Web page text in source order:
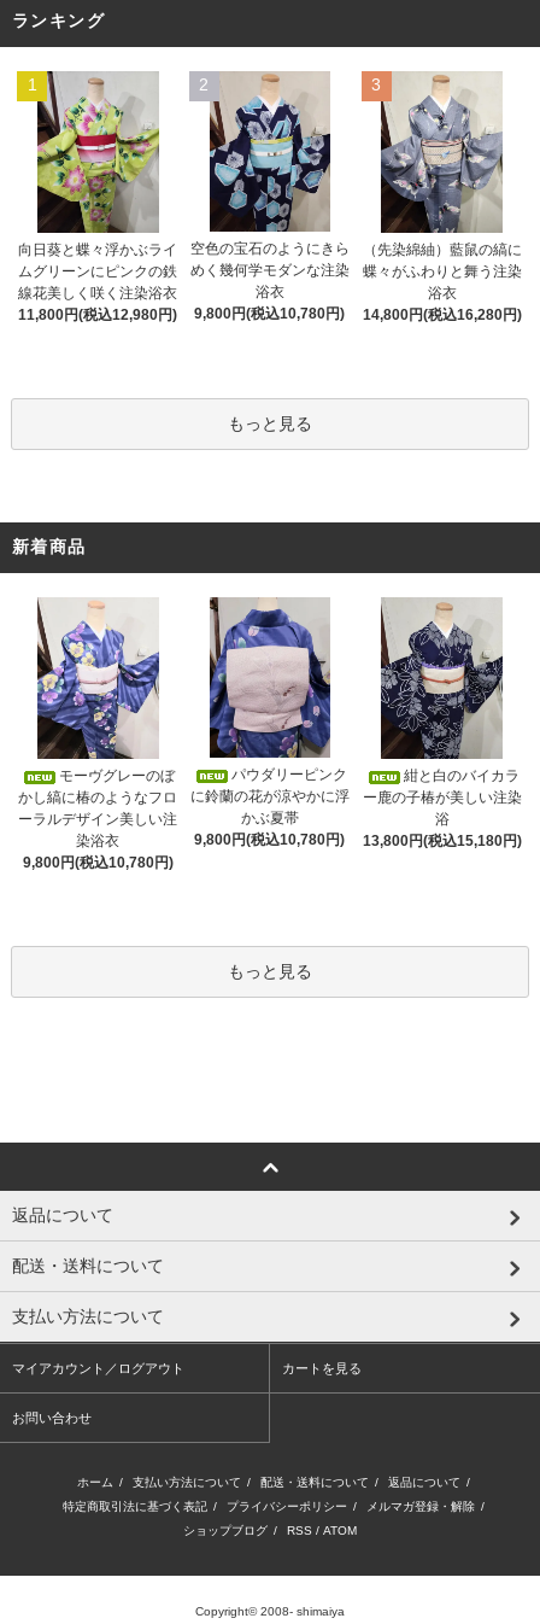
ランキング
1
向日葵と蝶々浮かぶライ
ムグリーンにピンクの鉄
線花美しく咲く注染浴衣
11,800円(税込12,980円)
2
空色の宝石のようにきら
めく幾何学モダンな注染
浴衣
9,800円(税込10,780円)
3
（先染綿紬）藍鼠の縞に
蝶々がふわりと舞う注染
浴衣
14,800円(税込16,280円)
もっと見る
新着商品
モーヴグレーのぼ
かし縞に椿のようなフロ
ーラルデザイン美しい注
染浴衣
9,800円(税込10,780円)
パウダリーピンク
に鈴蘭の花が涼やかに浮
かぶ夏帯
9,800円(税込10,780円)
紺と白のバイカラ
ー鹿の子椿が美しい注染
浴
13,800円(税込15,180円)
もっと見る
返品について
配送・送料について
支払い方法について
マイアカウント／ログアウト カートを見る
お問い合わせ
ホーム / 支払い方法について / 配送・送料について / 返品について /
特定商取引法に基づく表記 / プライバシーポリシー / メルマガ登録・解除 /
ショップブログ / RSS / ATOM
Copyright© 2008- shimaiya